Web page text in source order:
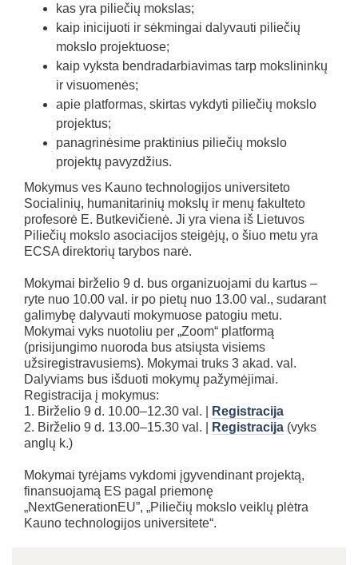
kas yra piliečių mokslas;
kaip inicijuoti ir sėkmingai dalyvauti piliečių
mokslo projektuose;
kaip vyksta bendradarbiavimas tarp mokslininkų
ir visuomenės;
apie platformas, skirtas vykdyti piliečių mokslo
projektus;
panagrinėsime praktinius piliečių mokslo
projektų pavyzdžius.
Mokymus ves Kauno technologijos universiteto
Socialinių, humanitarinių mokslų ir menų fakulteto
profesorė E. Butkevičienė. Ji yra viena iš Lietuvos
Piliečių mokslo asociacijos steigėjų, o šiuo metu yra
ECSA direktorių tarybos narė.
Mokymai birželio 9 d. bus organizuojami du kartus –
ryte nuo 10.00 val. ir po pietų nuo 13.00 val., sudarant
galimybę dalyvauti mokymuose patogiu metu.
Mokymai vyks nuotoliu per „Zoom“ platformą
(prisijungimo nuoroda bus atsiųsta visiems
užsiregistravusiems). Mokymai truks 3 akad. val.
Dalyviams bus išduoti mokymų pažymėjimai.
Registracija į mokymus:
1. Birželio 9 d. 10.00–12.30 val. |
Registracija
2. Birželio 9 d. 13.00–15.30 val. |
Registracija (vyks
anglų k.)
Mokymai tyrėjams vykdomi įgyvendinant projektą,
finansuojamą ES pagal priemonę
„NextGenerationEU”, „Piliečių mokslo veiklų plėtra
Kauno technologijos universitete“.